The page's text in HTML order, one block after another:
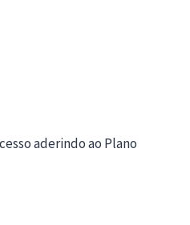
aderindo ao Plano